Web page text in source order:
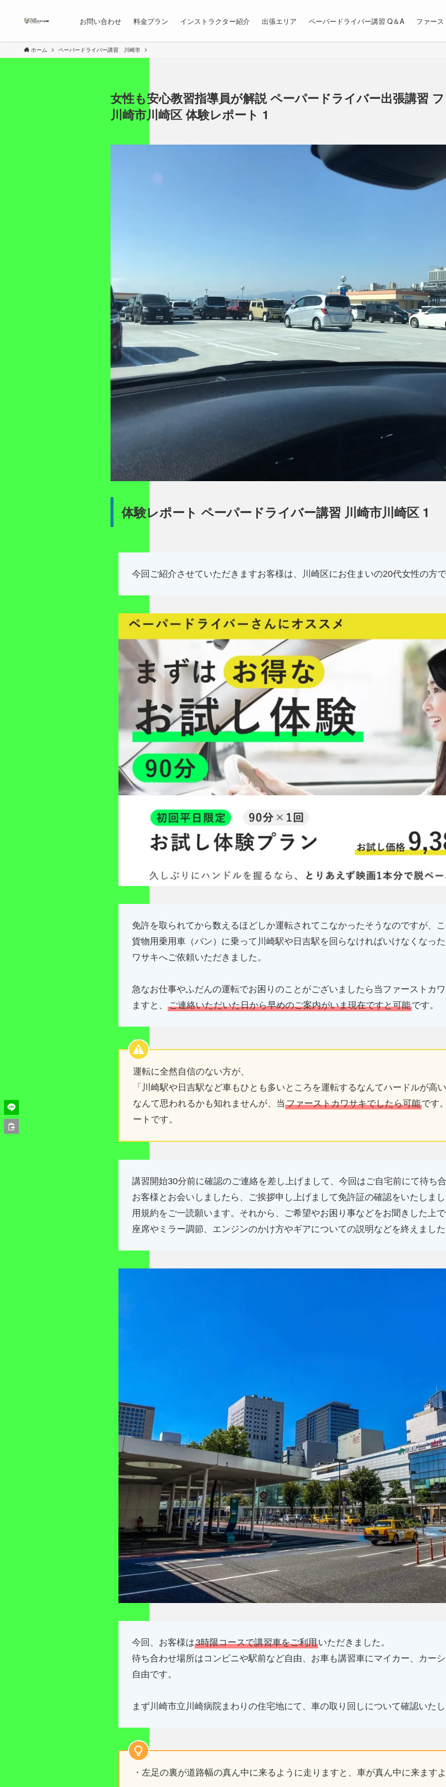
お問い合わせ 料金プラン インストラクター紹介 出張エリア ペーパードライバー講習 Q＆A ファー
ホーム ペーパードライバー講習 川崎市
女性も安心教習指導員が解説 ペーパードライバー出張講習
川崎市川崎区 体験レポート 1
体験レポート ペーパードライバー講習 川崎市川崎区 1
今回ご紹介させていただきますお客様は、川崎区にお住まいの20代女性の方
免許を取られてから数えるほどしか運転されてこなかったそうなのですが、
貨物用乗用車（バン）に乗って川崎駅や日吉駅を回らなければいけなくなっ
ワサキへご依頼いただきました。
急なお仕事やふだんの運転でお困りのことがございましたら当ファーストカ
ますと、 ご連絡いただいた日から早めのご案内がいま現在ですと可能です。
運転に全然自信のない方が、
「川崎駅や日吉駅など車もひとも多いところを運転するなんてハードルが高
なんて思われるかも知れませんが、当 ファーストカワサキでしたら可能です
ートです。
講習開始30分前に確認のご連絡を差し上げまして、今回はご自宅前にて待ち
お客様とお会いしましたら、ご挨拶申し上げまして免許証の確認をいたしま
用規約をご一読願います。それから、ご希望やお困り事などをお聞きした上
座席やミラー調節、エンジンのかけ方やギアについての説明などを終えまし
今回、お客様は3時限コースで講習車をご利用いただきました。
待ち合わせ場所はコンビニや駅前など自由、お車も講習車にマイカー、カー
自由です。
まず川崎市立川崎病院まわりの住宅地にて、車の取り回しについて確認いた
・左足の裏が道路幅の真ん中に来るように走りますと、車が真ん中に来ますよ